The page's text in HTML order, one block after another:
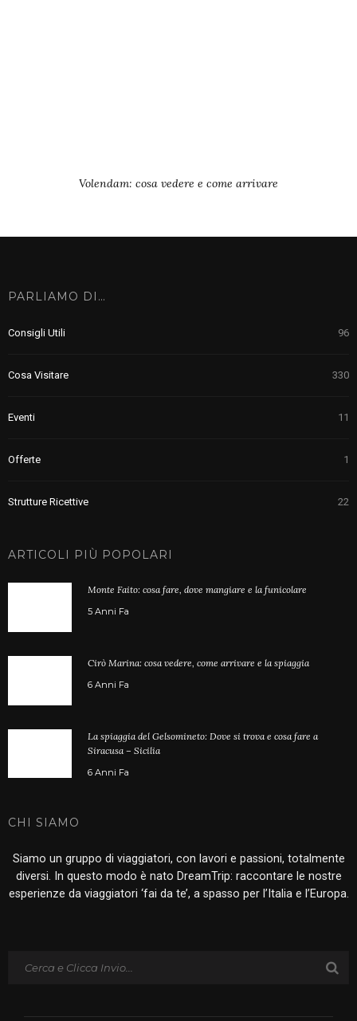
Volendam: cosa vedere e come arrivare
PARLIAMO DI…
Consigli Utili 96
Cosa Visitare 330
Eventi 11
Offerte 1
Strutture Ricettive 22
ARTICOLI PIÙ POPOLARI
Monte Faito: cosa fare, dove mangiare e la funicolare
5 Anni Fa
Cirò Marina: cosa vedere, come arrivare e la spiaggia
6 Anni Fa
La spiaggia del Gelsomineto: Dove si trova e cosa fare a
Siracusa – Sicilia
6 Anni Fa
CHI SIAMO
Siamo un gruppo di viaggiatori, con lavori e passioni, totalmente
diversi. In questo modo è nato DreamTrip: raccontare le nostre
esperienze da viaggiatori ‘fai da te’, a spasso per l’Italia e l’Europa.